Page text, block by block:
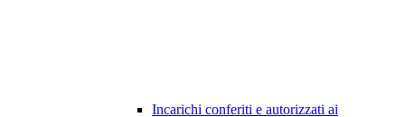
Incarichi conferiti e autorizzati ai